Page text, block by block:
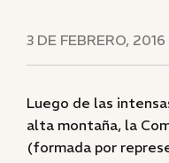
3 DE FEBRERO, 2016
Luego de las
alta montaña, la
(formada por